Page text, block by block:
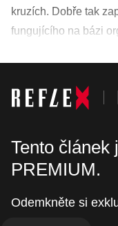
kruzích. Dobře tak
fungujícího na bázi
Tento článek
PREMIUM.
Odemkněte si